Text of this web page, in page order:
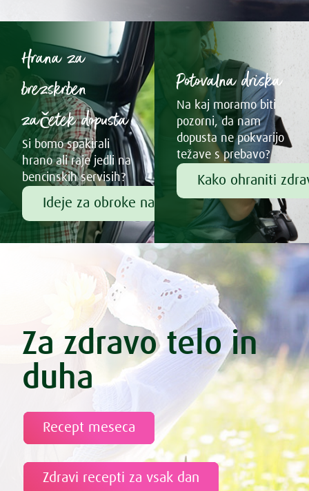
Hrana za
brezskrben
začetek dopusta
Si bomo spakirali
hrano ali raje jedli na
bencinskih servisih?
Ideje za obroke na poti
Potovalna driska
Na kaj moramo biti
pozorni, da nam
dopusta ne pokvarijo
težave s prebavo?
Kako ohraniti
Za zdravo telo in
duha
Recept meseca
Zdravi recepti za vsak dan